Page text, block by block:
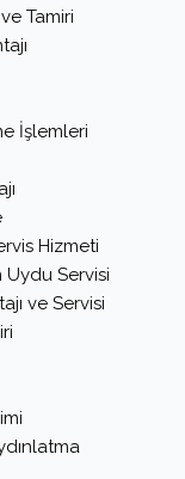
Tamiri
İşlemleri
Hizmeti
Servisi
ve Servisi